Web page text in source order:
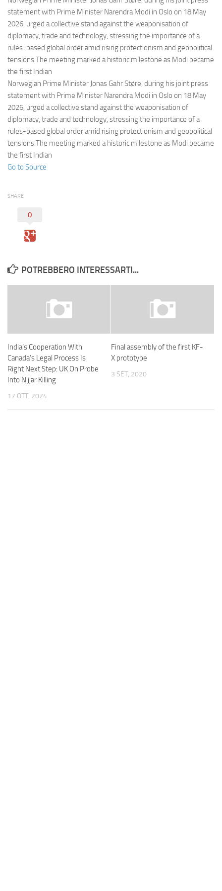
statement with Prime Minister Narendra Modi in Oslo on 18 May
2026, urged a collective stand against the weaponisation of
diplomacy, trade and technology, stressing the importance of a
rules-based global order amid rising protectionism and geopolitical
tensions.The meeting marked a historic milestone as Modi became
the first Indian
Norwegian Prime Minister Jonas Gahr Støre, during his joint press
statement with Prime Minister Narendra Modi in Oslo on 18 May
2026, urged a collective stand against the weaponisation of
diplomacy, trade and technology, stressing the importance of a
rules-based global order amid rising protectionism and geopolitical
tensions.The meeting marked a historic milestone as Modi became
the first Indian
Go to Source
SHARE
0
POTREBBERO INTERESSARTI...
India’s Cooperation With
Canada’s Legal Process Is
Right Next Step: UK On Probe
Into Nijjar Killing
17 OTT, 2024
Final assembly of the first KF-
X prototype
3 SET, 2020